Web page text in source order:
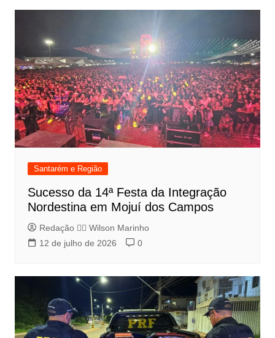
Santarém e Região
Sucesso da 14ª Festa da Integração
Nordestina em Mojuí dos Campos
Redação 👨‍⚖️​ Wilson Marinho
12 de julho de 2026
0